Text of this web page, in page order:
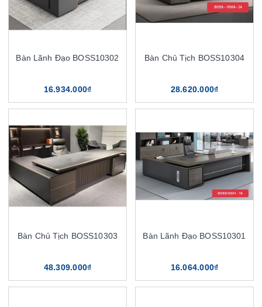
Bàn Lãnh Đạo BOSS10302
16.934.000₫
Bàn Chủ Tịch BOSS10304
28.620.000₫
Bàn Chủ Tịch BOSS10303
48.309.000₫
Bàn Lãnh Đạo BOSS10301
16.064.000₫